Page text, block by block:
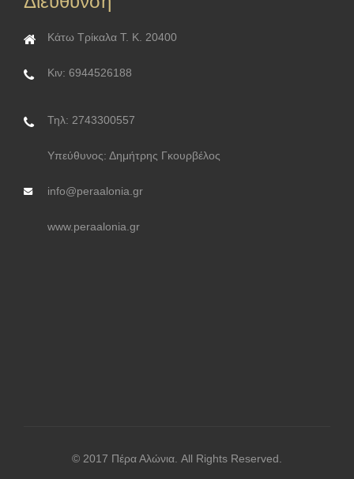
Κάτω Τρίκαλα Τ. Κ. 20400
Κιν: 6944526188
Τηλ: 2743300557
Υπεύθυνος: Δημήτρης Γκουρβέλος
info@peraalonia.gr
www.peraalonia.gr
© 2017 Πέρα Αλώνια. All Rights Reserved.